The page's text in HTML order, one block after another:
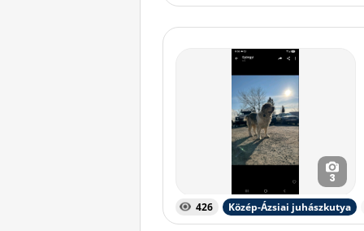
3
426 Közép-Ázsiai juhászkutya